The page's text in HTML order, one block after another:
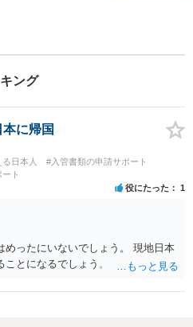
ング
に帰国
日本人
#入管書類の申請サポート
ト
役にたった 1
めったにいないでしょう。 現地日本
とになるでしょう。